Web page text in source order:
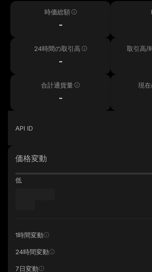
時価総額
-
24時間の取引高
-
取引高/
合計通貨量
-
現
API ID
価格変動
低
1時間変動
24時間変動
7日変動